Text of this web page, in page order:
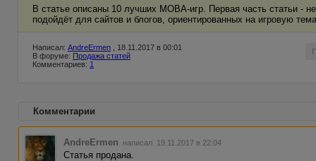
В статье описаны 10 лучших МОВА-игр. Первая часть статьи -
подойдёт для сайтов и блогов, ориентированных на игровую
Написал: AndreErmen , 18.11.2017 в 00:01
В форуме: Продажа статей
Комментариев: 1
Комментарии
AndreErmen написал 19.11.2017 в 22:04
Статья продана.